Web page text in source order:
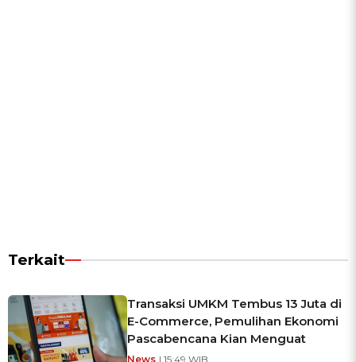
Terkait
Transaksi UMKM Tembus 13 Juta di
E-Commerce, Pemulihan Ekonomi
Pascabencana Kian Menguat
News | 15:49 WIB